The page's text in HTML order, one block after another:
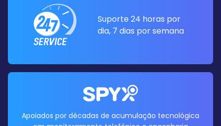
Suporte 24 horas por
dia, 7 dias por semana
Apoiados por décadas de acumulação tecnológica